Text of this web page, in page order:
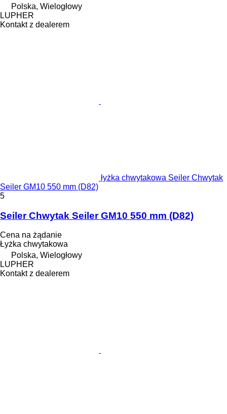
Polska, Wielogłowy
LUPHER
Kontakt z dealerem
łyżka chwytakowa Seiler Chwytak
Seiler GM10 550 mm (D82)
5
Seiler Chwytak Seiler GM10 550 mm (D82)
Cena na żądanie
Łyżka chwytakowa
Polska, Wielogłowy
LUPHER
Kontakt z dealerem